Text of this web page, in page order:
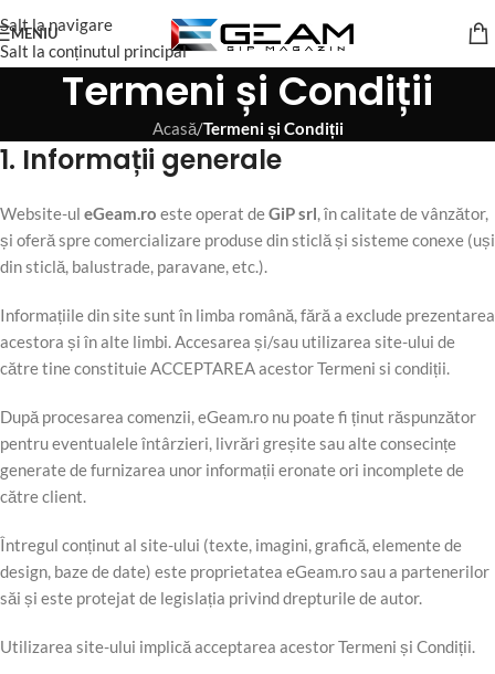
Salt la navigare
Salt la conținutul principal
MENIU
Termeni și Condiții
Acasă/Termeni și Condiții
1. Informații generale
Website-ul eGeam.ro este operat deGiP srl, în calitate de vânzător,
și oferă spre comercializare produse din sticlă și sisteme conexe (uși
din sticlă, balustrade, paravane, etc.).
Informațiile din site sunt în limba română, fără a exclude prezentarea
acestora și în alte limbi. Accesarea și/sau utilizarea site-ului de
către tine constituie ACCEPTAREA acestor Termeni si condiții.
După procesarea comenzii, eGeam.ro nu poate fi ținut răspunzător
pentru eventualele întârzieri, livrări greșite sau alte consecințe
generate de furnizarea unor informații eronate ori incomplete de
către client.
Întregul conținut al site-ului (texte, imagini, grafică, elemente de
design, baze de date) este proprietatea eGeam.ro sau a partenerilor
săi și este protejat de legislația privind drepturile de autor.
Utilizarea site-ului implică acceptarea acestor Termeni și Condiții.